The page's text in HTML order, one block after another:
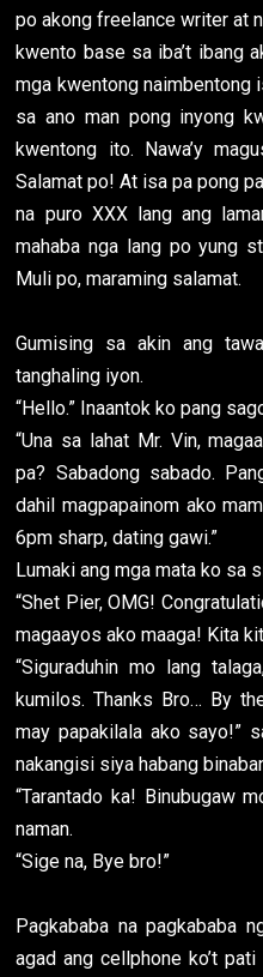
po akong freelance writer at
kwento base sa iba’t ibang
mga kwentong naimbentong
sa ano man pong inyong
kwentong ito. Nawa’y
Salamat po! At isa pa pong
na puro XXX lang ang
mahaba nga lang po yung
Muli po, maraming salamat.
Gumising sa akin ang
tanghaling iyon.
“Hello.” Inaantok ko pang
“Una sa lahat Mr. Vin,
pa? Sabadong sabado.
dahil magpapainom ako
6pm sharp, dating gawi.”
Lumaki ang mga mata ko sa
“Shet Pier, OMG!
magaayos ako maaga! Kita
“Siguraduhin mo lang
kumilos. Thanks Bro… By
may papakilala ako sayo!”
nakangisi siya habang
“Tarantado ka! Binubugaw
naman.
“Sige na, Bye bro!”
Pagkababa na pagkababa
agad ang cellphone ko’t